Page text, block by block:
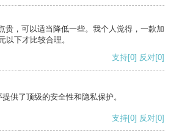
贵，可以适当降低一些。我个人觉得，一款加
以下才比较合理。
支持[0] 反对[0]
供了顶级的安全性和隐私保护。
支持[0] 反对[0]